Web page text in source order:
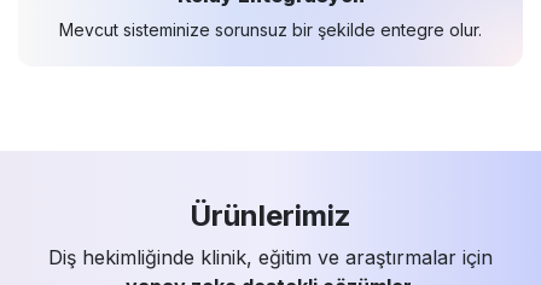
Mevcut sisteminize sorunsuz bir şekilde entegre olur.
Ürünlerimiz
Diş hekimliğinde klinik, eğitim ve araştırmalar için